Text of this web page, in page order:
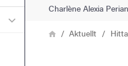
Undermeny för Pressrum
Charlène Alexia
LänkstigHemAktuellt